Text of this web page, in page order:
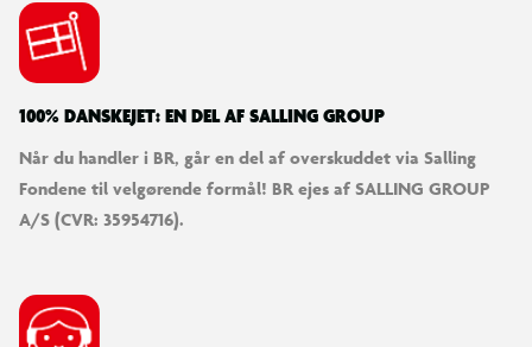
100% DANSKEJET: EN DEL AF SALLING GROUP
Når du handler i BR, går en del af overskuddet via Salling
Fondene til velgørende formål! BR ejes af SALLING GROUP
A/S (CVR: 35954716).